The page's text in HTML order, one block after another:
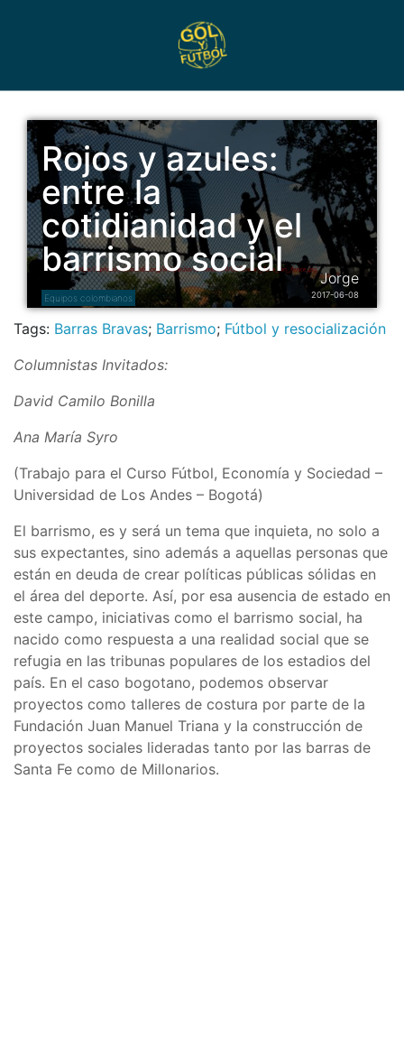
Equipos colombianos
Rojos y azules:
entre la
cotidianidad y el
barrismo social
Jorge
2017-06-08
Tags: Barras Bravas; Barrismo; Fútbol y resocialización
Columnistas Invitados:
David Camilo Bonilla
Ana María Syro
(Trabajo para el Curso Fútbol, Economía y Sociedad –
Universidad de Los Andes – Bogotá)
El barrismo, es y será un tema que inquieta, no solo a
sus expectantes, sino además a aquellas personas que
están en deuda de crear políticas públicas sólidas en
el área del deporte. Así, por esa ausencia de estado en
este campo, iniciativas como el barrismo social, ha
nacido como respuesta a una realidad social que se
refugia en las tribunas populares de los estadios del
país. En el caso bogotano, podemos observar
proyectos como talleres de costura por parte de la
Fundación Juan Manuel Triana y la construcción de
proyectos sociales lideradas tanto por las barras de
Santa Fe como de Millonarios.